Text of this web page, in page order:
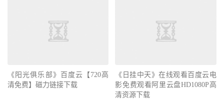
《阳光俱乐部》百度云【720高
清免费】磁力链接下载
《日挂中天》在线观看百度云电
影免费观看阿里云盘HD1080P高
清资源下载